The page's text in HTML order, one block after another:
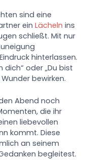
sind eine
einLächeln ins
schließt. Mit nur
hinterlassen.
dich“ oder „Du bist
bewirken.
Abend noch
die ihr
liebevollen
kommt. Diese
an seinem
begleitest.